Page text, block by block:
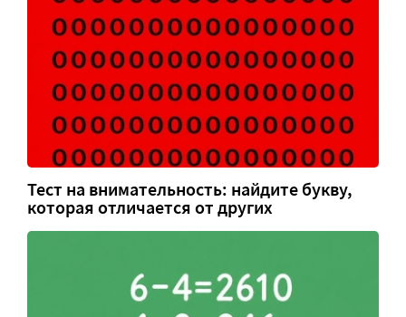
Тест на внимательность: найдите букву,
которая отличается от других